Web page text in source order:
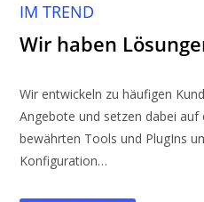
IM TREND
Wir haben
Wir entwickeln zu häufigen
Angebote und setzen dabei
bewährten Tools und PlugIns
Konfiguration…